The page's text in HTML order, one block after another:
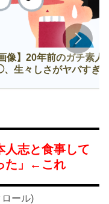
像】20年前のガチ素人
生々しさがヤバすぎ
人志と食事して
た」←これ
ール)